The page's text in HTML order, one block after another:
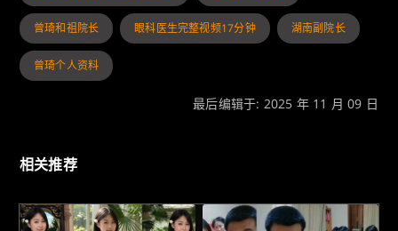
曾琦和祖院长 眼科医生完整视频17分钟 湖南副院长
曾琦个人资料
最后编辑于: 2025 年 11 月 09 日
相关推荐